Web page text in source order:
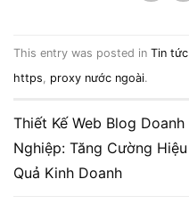
This entry was posted in Tin tức
https, proxy nước ngoài.
Thiết Kế Web Blog Doanh
Nghiệp: Tăng Cường Hiệu
Quả Kinh Doanh